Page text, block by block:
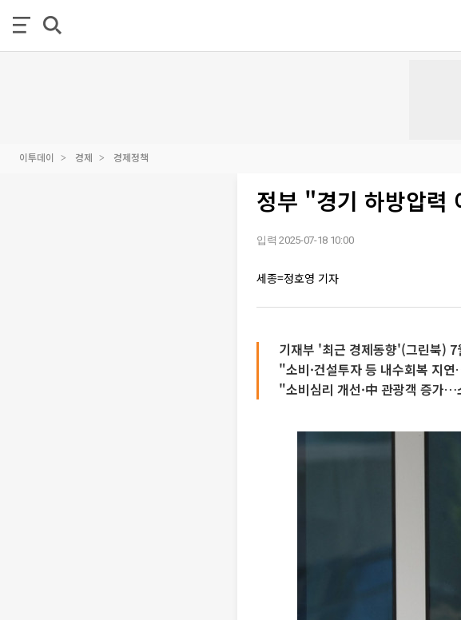
이투데이 경제 경제정책
정부 "경기 하방압력
입력 2025-07-18 10:00
세종=정호영 기자
기재부 '최근 경제동향'(그린북) 7
"소비·건설투자 등 내수회복 지
"소비심리 개선·中 관광객 증가